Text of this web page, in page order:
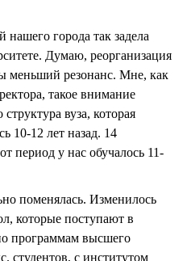
города так задела
Думаю, реорганизация
меньший резонанс. Мне, как
такое внимание
вуза, которая
10-12 лет назад. 14
период у нас обучалось 11-
поменялась. Изменилось
которые поступают в
программам высшего
студентов, с институтом